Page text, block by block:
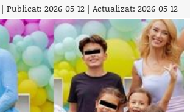
| Publicat: 2026-05-12 | Actualizat: 2026-05-12